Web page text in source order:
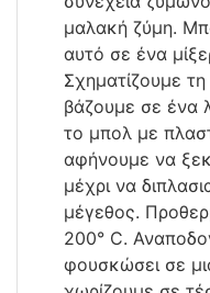
μαλακή ζύμη.
αυτό σε ένα
Σχηματίζουμε
βάζουμε σε ένα
το μπολ με
αφήνουμε να
μέχρι να
μέγεθος.
200° C.
φουσκώσει σε